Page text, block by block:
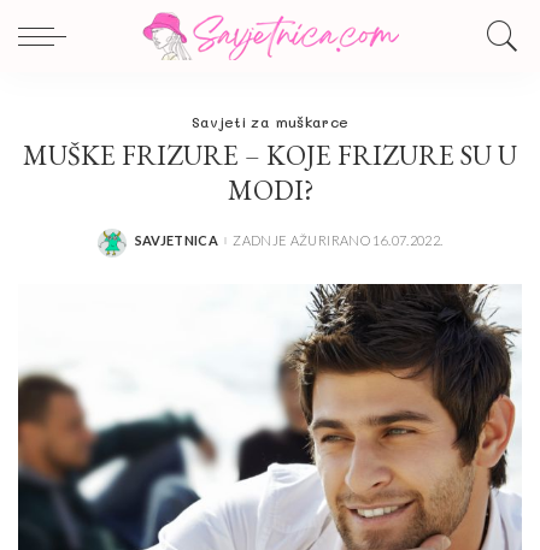
Savjeti za muškarce
MUŠKE FRIZURE – KOJE FRIZURE SU U
MODI?
POSTED
SAVJETNICA ZADNJE AŽURIRANO 16.07.2022.